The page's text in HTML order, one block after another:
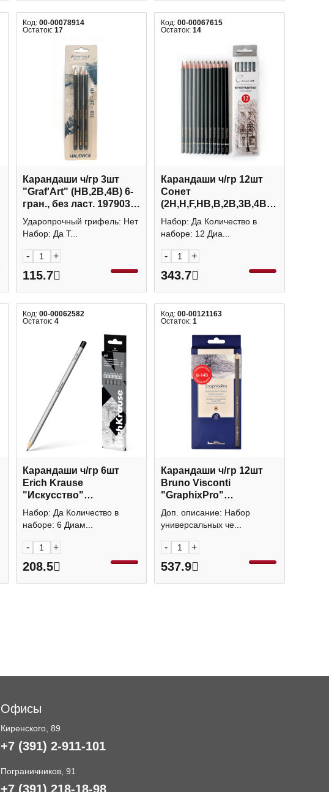
Код: 00-00078914
Остаток: 17
Карандаши ч/гр 3шт
"Graf'Art" (HB,2B,4B) 6-
гран., без ласт. 197903
Малевичъ
Ударопрочный грифель: Нет
Набор: Да Т...
- +
115.7
Код: 00-00067615
Остаток: 14
Карандаши ч/гр 12шт
Сонет
6-гран., без ласт.
12941432
Набор: Да Количество в
наборе: 12 Диа...
- +
343.7
Код: 00-00062582
Остаток: 4
Карандаши ч/гр 6шт
Erich Krause
"Искусство"
(2H,H,2*HB,B,2B) 6-
гран., без ласт. EK45389
Набор: Да Количество в
наборе: 6 Диам...
- +
208.5
Код: 00-00121163
Остаток: 1
Карандаши ч/гр 12шт
Bruno Visconti
"GraphixPro"
21-0054
Доп. описание: Набор
универсальных че...
- +
537.9
Офисы
Киренского, 89
+7 (391) 2-911-101
Пограничников, 91
+7 (391) 218-18-98